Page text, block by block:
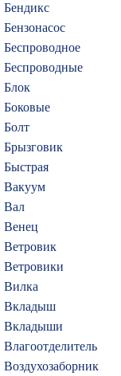
Бендикс
Бензонасос
Беспроводное
Беспроводные
Блок
Боковые
Болт
Брызговик
Быстрая
Вакуум
Вал
Венец
Ветровик
Ветровики
Вилка
Вкладыш
Вкладыши
Влагоотделитель
Воздухозаборник